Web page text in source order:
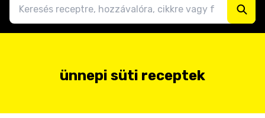
ünnepi süti receptek